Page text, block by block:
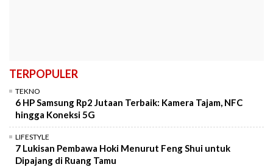
TERPOPULER
TEKNO
6 HP Samsung Rp2 Jutaan Terbaik: Kamera Tajam, NFC
hingga Koneksi 5G
LIFESTYLE
7 Lukisan Pembawa Hoki Menurut Feng Shui untuk
Dipajang di Ruang Tamu